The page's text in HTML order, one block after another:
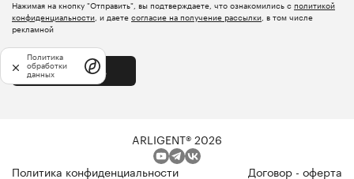
Нажимая на кнопку "Отправить", вы подтверждаете, что ознакомились с политикой
конфиденциальности , и даете согласие на получение рассылки , в том числе
рекламной
Отправить
ARLIGENT® 2026
Политика конфиденциальности Договор - оферта
Политика
обработки
данных